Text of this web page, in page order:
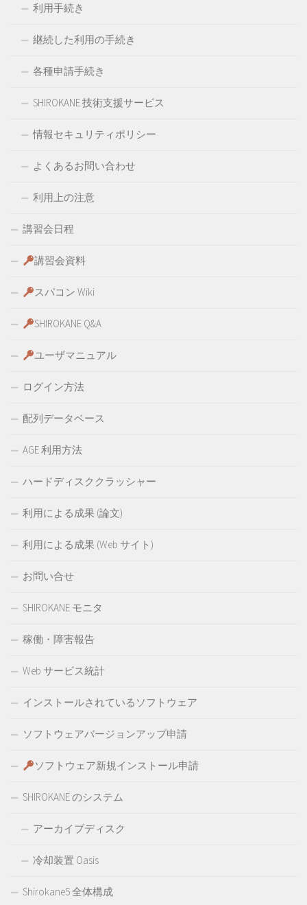
利用手続き
継続した利用の手続き
各種申請手続き
SHIROKANE 技術支援サービス
情報セキュリティポリシー
よくあるお問い合わせ
利用上の注意
講習会日程
講習会資料
スパコン Wiki
SHIROKANE Q&A
ユーザマニュアル
ログイン方法
配列データベース
AGE 利用方法
ハードディスククラッシャー
利用による成果 (論文)
利用による成果 (Web サイト)
お問い合せ
SHIROKANE モニタ
稼働・障害報告
Web サービス統計
インストールされているソフトウェア
ソフトウェアバージョンアップ申請
ソフトウェア新規インストール申請
SHIROKANE のシステム
アーカイブディスク
冷却装置 Oasis
Shirokane5 全体構成